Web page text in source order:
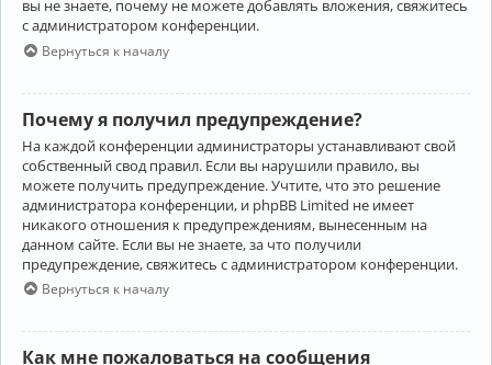
вы не знаете, почему не можете добавлять вложения, свяжитесь
с администратором конференции.
Вернуться к началу
Почему я получил предупреждение?
На каждой конференции администраторы устанавливают свой
собственный свод правил. Если вы нарушили правило, вы
можете получить предупреждение. Учтите, что это решение
администратора конференции, и phpBB Limited не имеет
никакого отношения к предупреждениям, вынесенным на
данном сайте. Если вы не знаете, за что получили
предупреждение, свяжитесь с администратором конференции.
Вернуться к началу
Как мне пожаловаться на сообщения